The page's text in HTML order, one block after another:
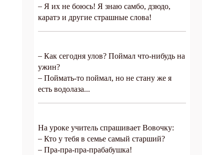
– Я их не боюсь! Я знаю самбо, дзюдо,
каратэ и другие страшные слова!
– Как сегодня улов? Поймал что-нибудь на
ужин?
– Поймать-то поймал, но не стану же я
есть водолаза...
На уроке учитель спрашивает Вовочку:
– Кто у тебя в семье самый старший?
– Пра-пра-пра-прабабушка!